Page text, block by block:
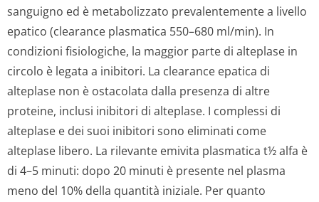
sanguigno ed è metabolizzato prevalentemente a livello
epatico (clearance plasmatica 550–680 ml/min). In
condizioni fisiologiche, la maggior parte di alteplase in
circolo è legata a inibitori. La clearance epatica di
alteplase non è ostacolata dalla presenza di altre
proteine, inclusi inibitori di alteplase. I complessi di
alteplase e dei suoi inibitori sono eliminati come
alteplase libero. La rilevante emivita plasmatica t½ alfa è
di 4–5 minuti: dopo 20 minuti è presente nel plasma
meno del 10% della quantità iniziale. Per quanto